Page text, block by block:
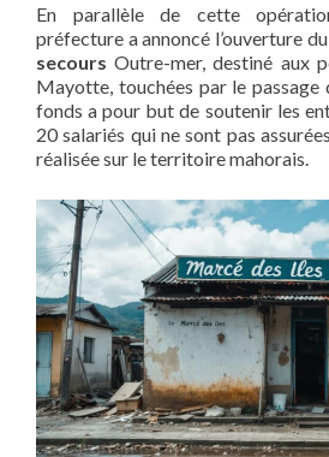
En parallèle de cette
préfecture a annoncé l’ouverture
secours Outre-mer, destiné aux
Mayotte, touchées par le passage
fonds a pour but de soutenir les
20 salariés qui ne sont pas
réalisée sur le territoire mahorais.